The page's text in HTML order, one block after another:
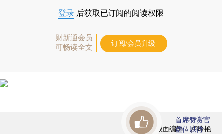
登录 后获取已订阅的阅读权限
财新通会员
可畅读全文
订阅/会员升级
版面编辑：卢玲艳
首席赞赏官
虚位以待